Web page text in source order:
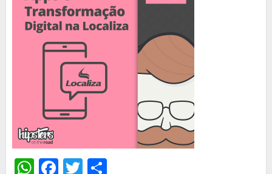
WhatsApp
Facebook
Twitter